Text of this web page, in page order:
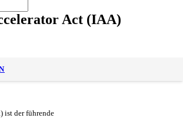
Act (IAA)
Bundesministerin Reiche im
ist der führende